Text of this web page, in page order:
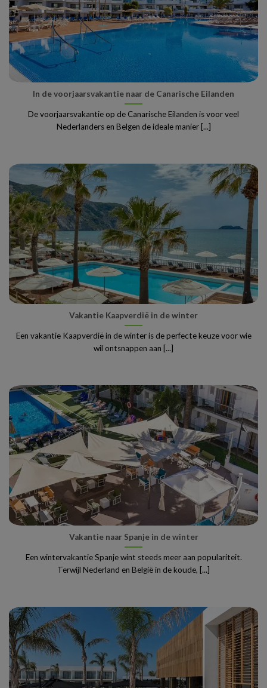
In de voorjaarsvakantie naar de Canarische Eilanden
De voorjaarsvakantie op de Canarische Eilanden is voor veel
Nederlanders en Belgen de ideale manier [...]
Vakantie Kaapverdië in de winter
Een vakantie Kaapverdië in de winter is de perfecte keuze voor wie
wil ontsnappen aan [...]
Vakantie naar Spanje in de winter
Een wintervakantie Spanje wint steeds meer aan populariteit.
Terwijl Nederland en België in de koude, [...]